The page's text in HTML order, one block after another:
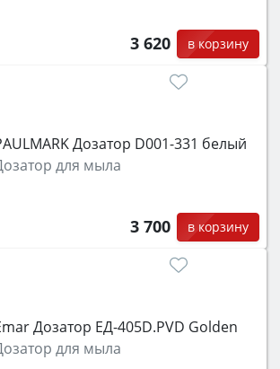
3 620 в корзину
Дозатор D001-331 белый
для мыла
3 700 в корзину
Дозатор ЕД-405D.PVD Golden
для мыла